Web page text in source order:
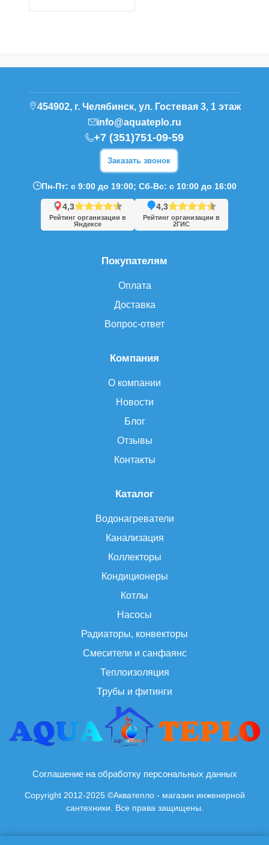
Каталог
Водонагреватели
Канализация
Коллекторы
Кондиционеры
Котлы
Насосы
Радиаторы, конвекторы
Смесители и санфаянс
Теплоизоляция
Трубы и фитинги
Компания
О компании
Новости
Блог
Отзывы
Контакты
Покупателям
Оплата
Доставка
Вопрос-ответ
454902, г. Челябинск, ул. Гостевая 3, 1 этаж
info@aquateplo.ru
+7 (351)751-09-59
Заказать звонок
Пн-Пт: с 9:00 до 19:00; Сб-Вс: с 10:00 до 16:00
4,3
Рейтинг организации в
Яндексе
4,3
Рейтинг организации в
2ГИС
Соглашение на обработку персональных данных
Copyright 2012-2025 ©Акватепло - магазин инженерной
сантехники. Все права защищены.